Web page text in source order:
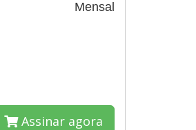
Mensal
Assinar agora